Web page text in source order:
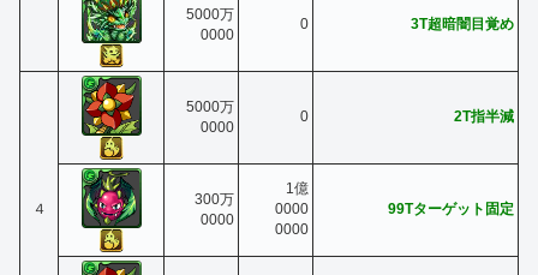
5000万
0000
0 3T超暗闇目覚め
４
5000万
0000
0 2T指半減
300万
0000
1億
0000
0000
99Tターゲット固定